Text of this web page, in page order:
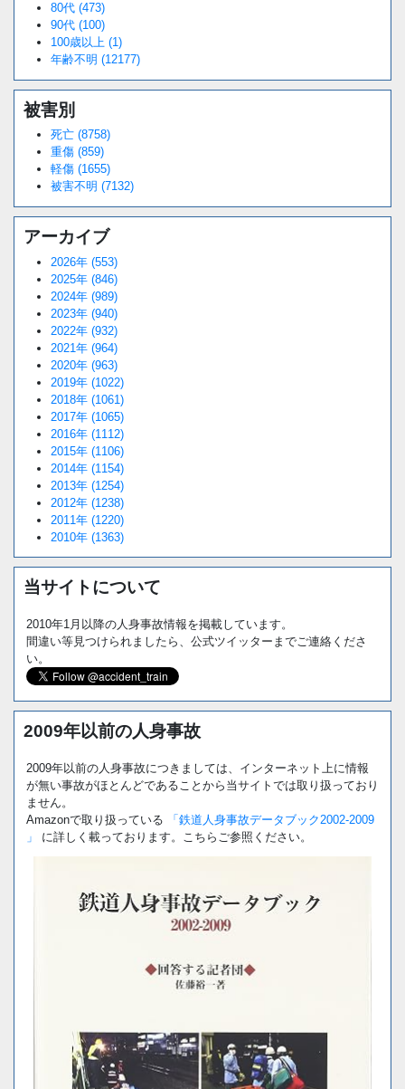
80代 (473)
90代 (100)
100歳以上 (1)
年齢不明 (12177)
被害別
死亡 (8758)
重傷 (859)
軽傷 (1655)
被害不明 (7132)
アーカイブ
2026年 (553)
2025年 (846)
2024年 (989)
2023年 (940)
2022年 (932)
2021年 (964)
2020年 (963)
2019年 (1022)
2018年 (1061)
2017年 (1065)
2016年 (1112)
2015年 (1106)
2014年 (1154)
2013年 (1254)
2012年 (1238)
2011年 (1220)
2010年 (1363)
当サイトについて
2010年1月以降の人身事故情報を掲載しています。
間違い等見つけられましたら、公式ツイッターまでご連絡くださ
い。
2009年以前の人身事故
2009年以前の人身事故につきましては、インターネット上に情報
が無い事故がほとんどであることから当サイトでは取り扱っており
ません。
Amazonで取り扱っている
「鉄道人身事故データブック2002-2009
」
に詳しく載っております。こちらご参照ください。